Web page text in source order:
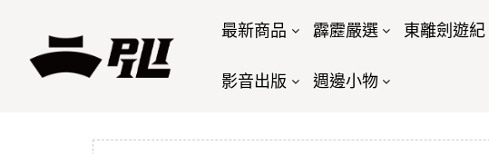
最新商品 霹靂嚴選 東離劍遊紀
影音出版 週邊小物